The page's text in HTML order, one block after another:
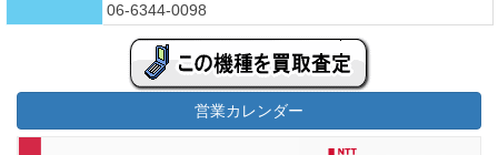
06-6344-0098
営業カレンダー